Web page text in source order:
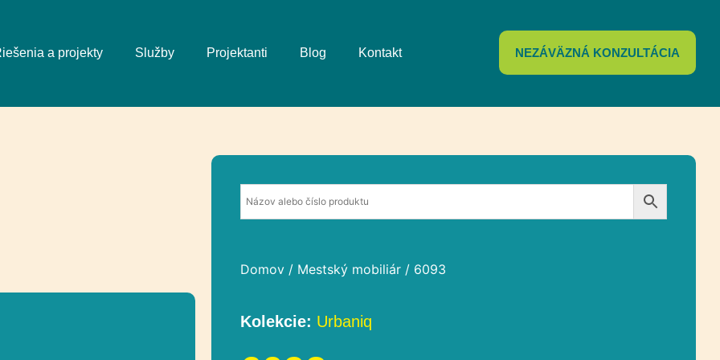
a projekty Služby Projektanti Blog Kontakt NEZÁVÄZNÁ KONZULTÁCIA
Domov/ Mestský mobiliár/ 6093
Kolekcie: Urbaniq